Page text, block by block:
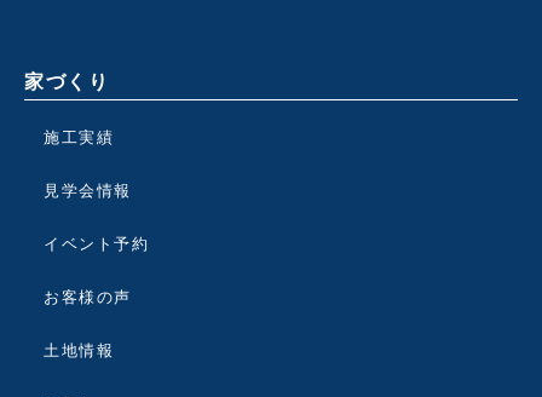
家づくり
施工実績
見学会情報
イベント予約
お客様の声
土地情報